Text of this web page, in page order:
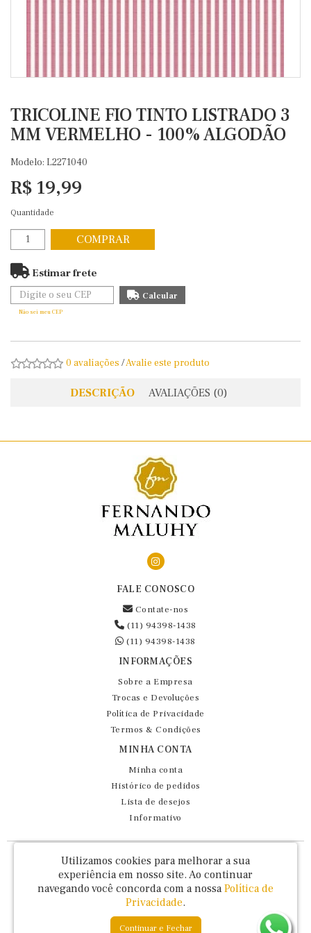
TRICOLINE FIO TINTO LISTRADO 3
MM VERMELHO - 100% ALGODÃO
Modelo: L2271040
R$ 19,99
Quantidade
COMPRAR
Estimar frete
Não sei meu CEP
0 avaliações /Avalie este produto
DESCRIÇÃO AVALIAÇÕES (0)
FALE CONOSCO
Contate-nos
(11) 94398-1438
(11) 94398-1438
INFORMAÇÕES
Sobre a Empresa
Trocas e Devoluções
Política de Privacidade
Termos & Condições
MINHA CONTA
Minha conta
Histórico de pedidos
Lista de desejos
Informativo
Fernando Maluhy Cia Ltda - CNPJ: 60.458.825/0001-86
Rua Dr Euclydes da Cunha, 47 - Brás - São Paulo / SP - CEP 03016-030
Utilizamos cookies para melhorar a sua
experiência em nosso site. Ao continuar
navegando você concorda com a nossa Política de
Privacidade.
Continuar e Fechar